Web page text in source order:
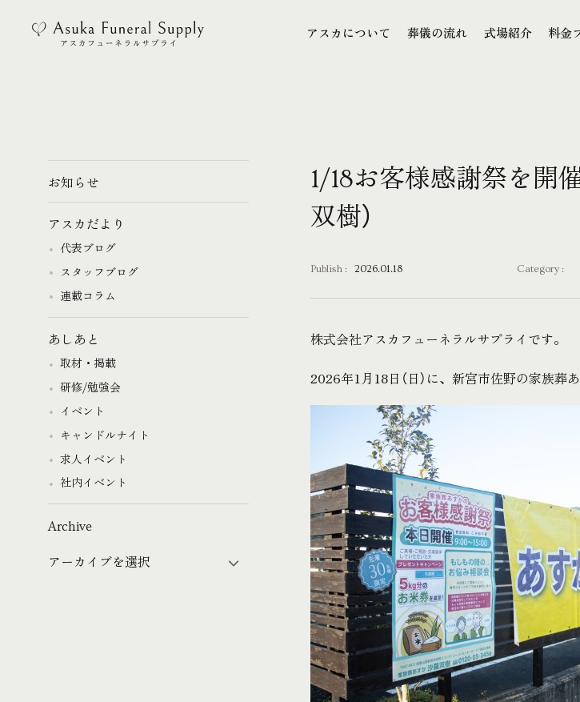
アスカについて
葬儀の流れ
式場紹介
料金
1/18お客様感謝祭を開
双樹）
Publish : 2026.01.18 Category :
株式会社アスカフューネラルサプライです。
2026年1月18日（日）に、新宮市佐野の家族葬
お知らせ
アスカだより
代表ブログ
スタッフブログ
連載コラム
あしあと
取材・掲載
研修/勉強会
イベント
キャンドルナイト
求人イベント
社内イベント
Archive